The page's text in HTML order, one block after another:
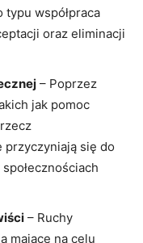
współpraca
oraz ⁢eliminacji
– Poprzez
jak pomoc
przyczyniają ⁤się do
– Ruchy‌
mające na celu